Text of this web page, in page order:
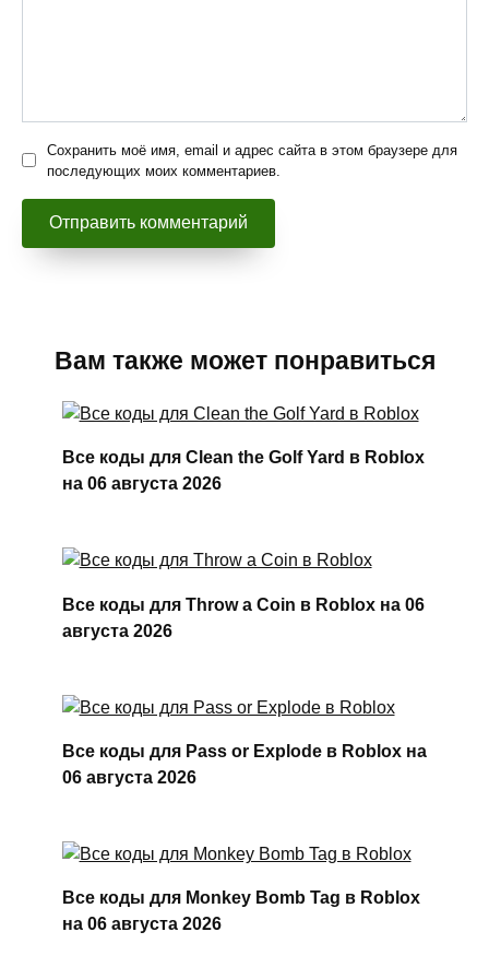
Сохранить моё имя, email и адрес сайта в этом браузере для
последующих моих комментариев.
Вам также может понравиться
Все коды для Clean the Golf Yard в Roblox
на 06 августа 2026
Все коды для Throw a Coin в Roblox на 06
августа 2026
Все коды для Pass or Explode в Roblox на
06 августа 2026
Все коды для Monkey Bomb Tag в Roblox
на 06 августа 2026